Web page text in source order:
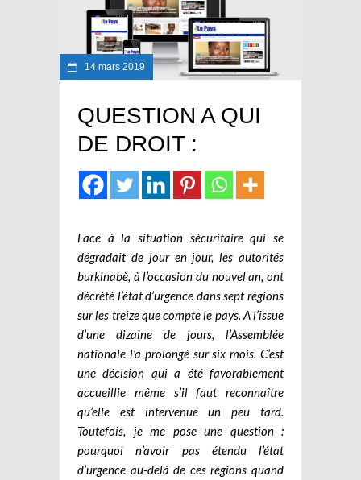
14 mars 2019
QUESTION A QUI
DE DROIT :
Face à la situation sécuritaire qui se
dégradait de jour en jour, les autorités
burkinabè, à l’occasion du nouvel an, ont
décrété l’état d’urgence dans sept régions
sur les treize que compte le pays. A l’issue
d’une dizaine de jours, l’Assemblée
nationale l’a prolongé sur six mois. C’est
une décision qui a été favorablement
accueillie même s’il faut reconnaître
qu’elle est intervenue un peu tard.
Toutefois, je me pose une question :
pourquoi n’avoir pas étendu l’état
d’urgence au-delà de ces régions quand